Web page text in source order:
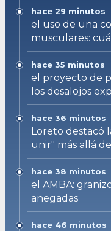
hace 29 minutos
el uso de una
musculares:
hace 35 minutos
el proyecto de
los desalojos
hace 36 minutos
Loreto destacó
unir" más allá
hace 38 minutos
el AMBA:
anegadas
hace 46 minutos